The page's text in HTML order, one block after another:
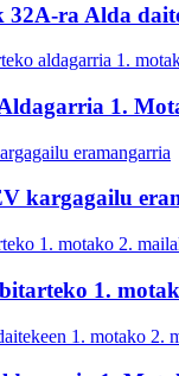
32A-ra Alda
1.
kargagailu
1.